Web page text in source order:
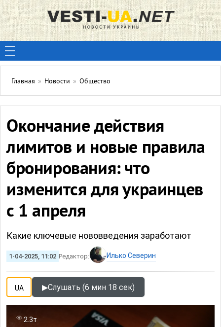
Главная » Новости » Общество
Окончание действия
лимитов и новые правила
бронирования: что
изменится для украинцев
с 1 апреля
Какие ключевые нововведения заработают
1-04-2025, 11:02 Редактор: Илько Северин
UA ▶Слушать (6 мин 18 сек)
2.3т